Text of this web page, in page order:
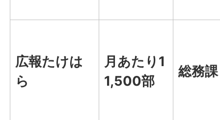
広報たけは
ら
月あたり1
1,500部
総務課